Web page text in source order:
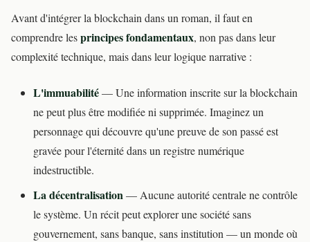
Avant d'intégrer la blockchain dans un roman, il faut en
comprendre lesprincipes fondamentaux, non pas dans leur
complexité technique, mais dans leur logique narrative :
L'immuabilité— Une information inscrite sur la blockchain
ne peut plus être modifiée ni supprimée. Imaginez un
personnage qui découvre qu'une preuve de son passé est
gravée pour l'éternité dans un registre numérique
indestructible.
La décentralisation— Aucune autorité centrale ne contrôle
le système. Un récit peut explorer une société sans
gouvernement, sans banque, sans institution — un monde où